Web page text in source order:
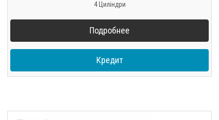
4 Циліндри
Подробнее
Кредит